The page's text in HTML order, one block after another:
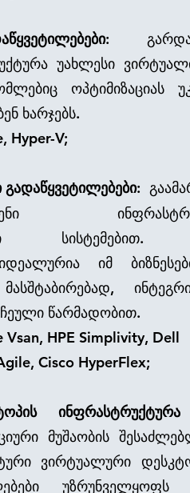
უახლესი
ოპტიმიზაციას
ხარჯებს.
Hyper-V;
თქვენი
სისტემებით.
იმ
წარმადობით.
Vsan, HPE
Cisco HyperFlex;
ინფრასტრუქტურა
მუშაობის
ვირტუალური
უზრუნველყოფს